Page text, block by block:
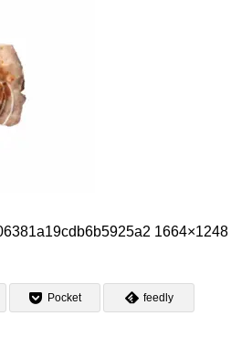
1664×1248
Pocket feedly